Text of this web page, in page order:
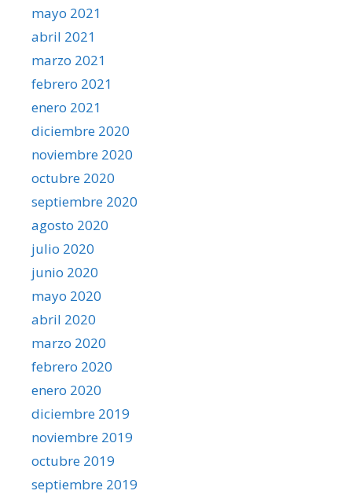
mayo 2021
abril 2021
marzo 2021
febrero 2021
enero 2021
diciembre 2020
noviembre 2020
octubre 2020
septiembre 2020
agosto 2020
julio 2020
junio 2020
mayo 2020
abril 2020
marzo 2020
febrero 2020
enero 2020
diciembre 2019
noviembre 2019
octubre 2019
septiembre 2019